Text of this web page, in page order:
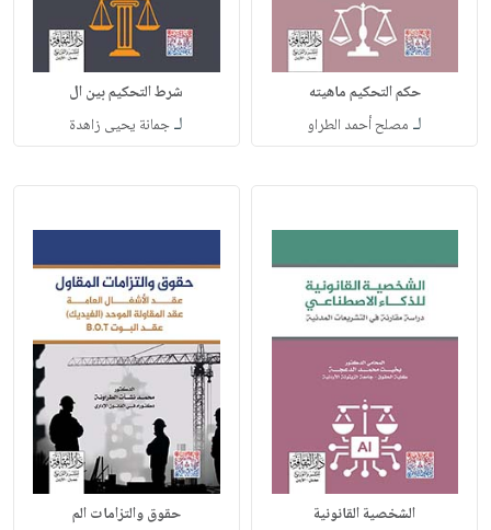
حكم التحكيم ماهيته
لـ مصلح أحمد الطراو
شرط التحكيم بين ال
لـجمانة يحيى زاهدة
الشخصية القانونية حقوق والتزامات الم